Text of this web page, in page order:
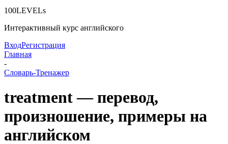
100LEVELs
Интерактивный курс английского
ВходРегистрация
Главная
-
Словарь-Тренажер
treatment — перевод,
произношение, примеры на
английском